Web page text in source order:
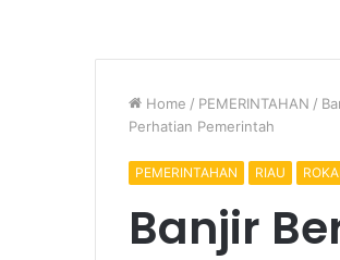
Home / PEMERINTAHAN /
Perhatian Pemerintah
PEMERINTAHAN RIAU
Banjir